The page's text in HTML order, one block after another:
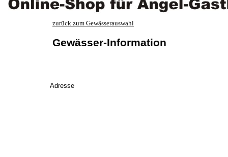
zurück zum Gewässerauswahl
Gewässer-Information
Adresse